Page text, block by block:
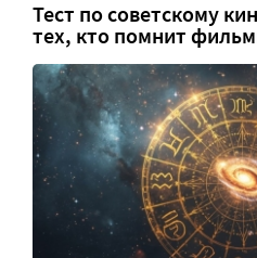
Тест по советскому
тех, кто помнит